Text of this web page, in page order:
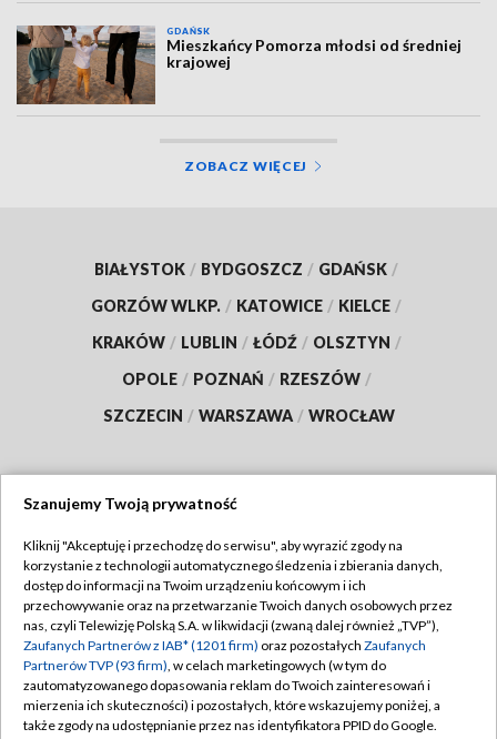
GDAŃSK
Mieszkańcy Pomorza młodsi od średniej
krajowej
ZOBACZ WIĘCEJ
BIAŁYSTOK / BYDGOSZCZ / GDAŃSK /
GORZÓW WLKP. / KATOWICE / KIELCE /
KRAKÓW / LUBLIN / ŁÓDŹ / OLSZTYN /
OPOLE / POZNAŃ / RZESZÓW /
SZCZECIN / WARSZAWA / WROCŁAW
TVP
Abonament TVP
Emisja w TVP
Centrum informacji TVP
Naziemna Telewizja Cyfrowa
Regulamin TVP
Polityka prywatności
Moje zgody
Pomoc
Szanujemy Twoją prywatność
Kliknij "Akceptuję i przechodzę do serwisu", aby wyrazić zgody na
korzystanie z technologii automatycznego śledzenia i zbierania danych,
dostęp do informacji na Twoim urządzeniu końcowym i ich
przechowywanie oraz na przetwarzanie Twoich danych osobowych przez
nas, czyli Telewizję Polską S.A. w likwidacji (zwaną dalej również „TVP”),
Zaufanych Partnerów z IAB* (1201 firm) oraz pozostałych Zaufanych
Partnerów TVP (93 firm), w celach marketingowych (w tym do
zautomatyzowanego dopasowania reklam do Twoich zainteresowań i
mierzenia ich skuteczności) i pozostałych, które wskazujemy poniżej, a
także zgody na udostępnianie przez nas identyfikatora PPID do Google.